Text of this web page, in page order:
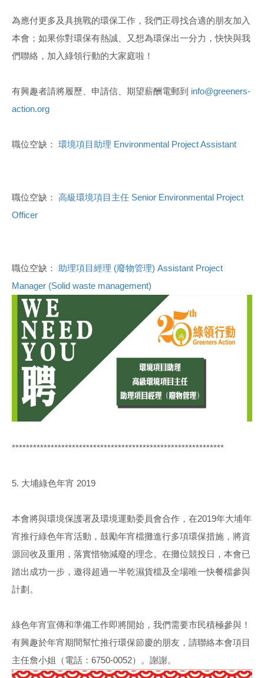
為應付更多及具挑戰的環保工作，我們正尋找合適的朋友加入
本會；如果你對環保有熱誠、又想為環保出一分力，快快與我
們聯絡，加入綠領行動的大家庭啦！
有興趣者請將履歷、申請信、期望薪酬電郵到 info@greeners-
action.org
職位空缺： 環境項目助理 Environmental Project Assistant
職位空缺： 高級環境項目主任 Senior Environmental Project
Officer
職位空缺： 助理項目經理 (廢物管理) Assistant Project
Manager (Solid waste management)
************************************************************
5. 大埔綠色年宵 2019
本會將與環境保護署及環境運動委員會合作，在2019年大埔年
宵推行綠色年宵活動，鼓勵年宵檔攤進行多項環保措施，將資
源回收及重用，落實惜物減廢的理念。在攤位競投日，本會已
踏出成功一步，邀得超過一半乾濕貨檔及全場唯一快餐檔參與
計劃。
綠色年宵宣傳和準備工作即將開始，我們需要市民積極參與！
有興趣於年宵期間幫忙推行環保節慶的朋友，請聯絡本會項目
主任詹小姐（電話：6750-0052）。謝謝。